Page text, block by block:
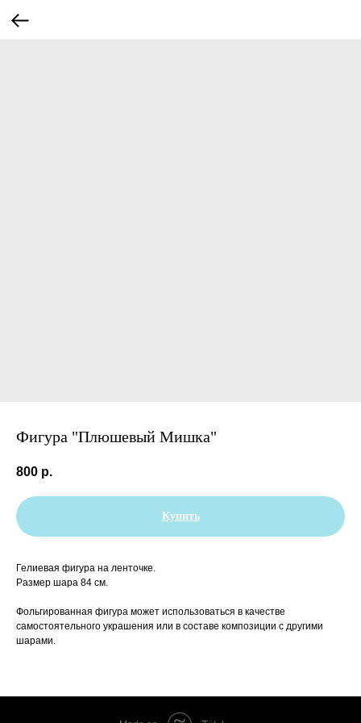
Фигура "Плюшевый Мишка"
800 р.
Купить
Гелиевая фигура на ленточке.
Размер шара 84 см.
Фольгированная фигура может использоваться в качестве
самостоятельного украшения или в составе композиции с другими
шарами.